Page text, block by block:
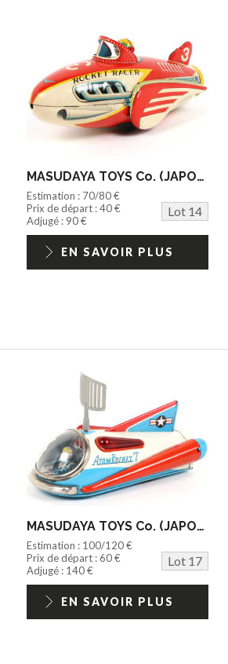
MASUDAYA TOYS Co. (JAPON) (1)
Estimation : 70/80 €
Prix de départ : 40 €
Lot 14
Adjugé : 90 €
EN SAVOIR PLUS
MASUDAYA TOYS Co. (JAPON) (1)
Estimation : 100/120 €
Prix de départ : 60 €
Lot 17
Adjugé : 140 €
EN SAVOIR PLUS